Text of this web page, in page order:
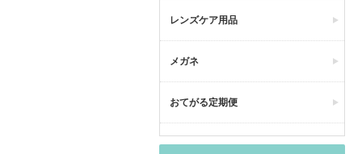
レンズケア用品
メガネ
おてがる定期便